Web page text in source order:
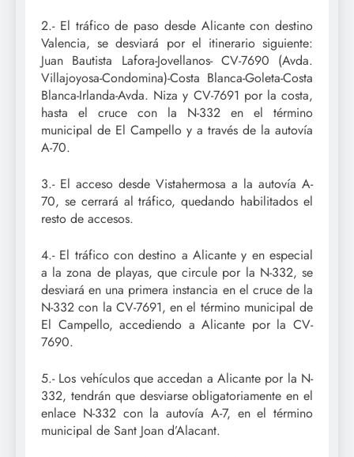
2.- El tráfico de paso desde Alicante con destino
Valencia, se desviará por el itinerario siguiente:
Juan Bautista Lafora-Jovellanos- CV-7690 (Avda.
Villajoyosa-Condomina)-Costa Blanca-Goleta-Costa
Blanca-Irlanda-Avda. Niza y CV-7691 por la costa,
hasta el cruce con la N-332 en el término
municipal de El Campello y a través de la autovía
A-70.
3.- El acceso desde Vistahermosa a la autovía A-
70, se cerrará al tráfico, quedando habilitados el
resto de accesos.
4.- El tráfico con destino a Alicante y en especial
a la zona de playas, que circule por la N-332, se
desviará en una primera instancia en el cruce de la
N-332 con la CV-7691, en el término municipal de
El Campello, accediendo a Alicante por la CV-
7690.
5.- Los vehículos que accedan a Alicante por la N-
332, tendrán que desviarse obligatoriamente en el
enlace N-332 con la autovía A-7, en el término
municipal de Sant Joan d’Alacant.